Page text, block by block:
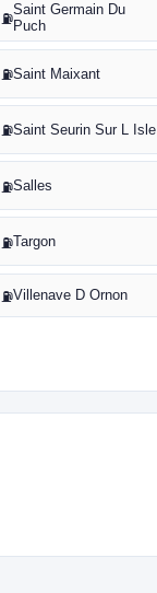
⛽
Saint Germain Du
Puch
⛽Saint Maixant
⛽Saint Seurin Sur L Isle
⛽Salles
⛽Targon
⛽Villenave D Ornon